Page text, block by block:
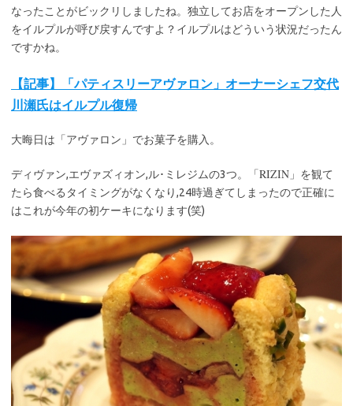
なったことがビックリしましたね。独立してお店をオープンした人
をイルプルが呼び戻すんですよ？イルプルはどういう状況だったん
ですかね。
【記事】「パティスリーアヴァロン」オーナーシェフ交代
川瀬氏はイルプル復帰
大晦日は「アヴァロン」でお菓子を購入。
ディヴァン,エヴァズィオン,ル･ミレジムの3つ。「RIZIN 」を観て
たら食べるタイミングがなくなり,24時過ぎてしまったので正確に
はこれが今年の初ケーキになります(笑)